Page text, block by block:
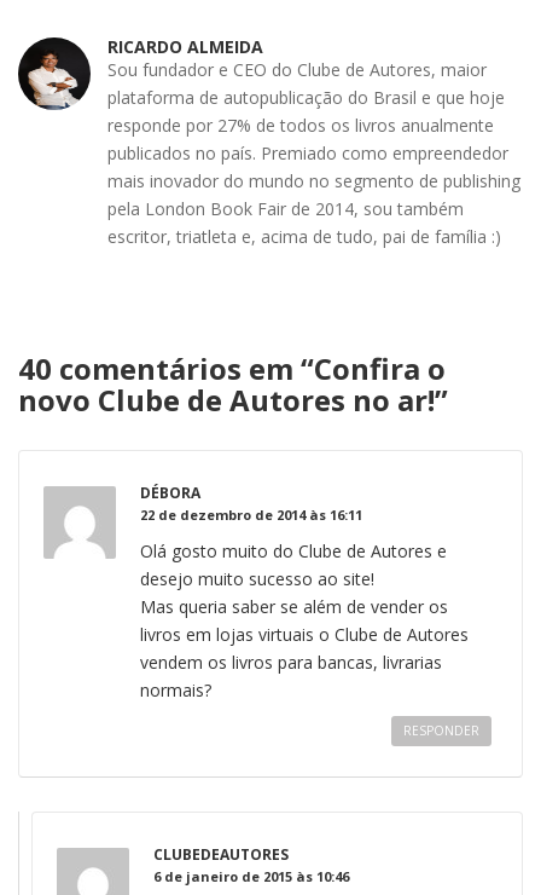
RICARDO ALMEIDA
Sou fundador e CEO do Clube de Autores, maior
plataforma de autopublicação do Brasil e que hoje
responde por 27% de todos os livros anualmente
publicados no país. Premiado como empreendedor
mais inovador do mundo no segmento de publishing
pela London Book Fair de 2014, sou também
escritor, triatleta e, acima de tudo, pai de família :)
40 comentários em “Confira o
novo Clube de Autores no ar!”
DÉBORA
22 de dezembro de 2014 às 16:11
Olá gosto muito do Clube de Autores e
desejo muito sucesso ao site!
Mas queria saber se além de vender os
livros em lojas virtuais o Clube de Autores
vendem os livros para bancas, livrarias
normais?
RESPONDER
CLUBEDEAUTORES
6 de janeiro de 2015 às 10:46